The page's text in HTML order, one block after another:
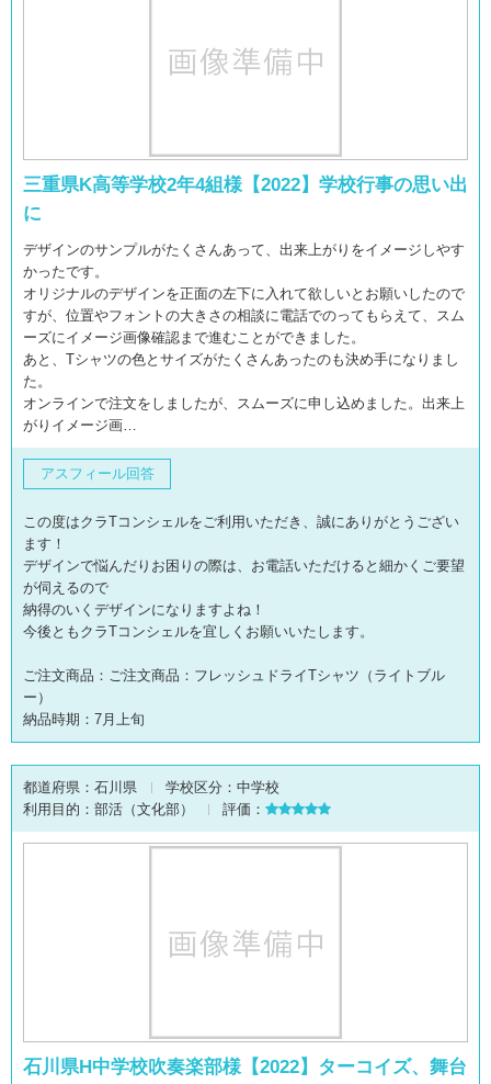
三重県K高等学校2年4組様【2022】学校行事の思い出
に
デザインのサンプルがたくさんあって、出来上がりをイメージしやす
かったです。
オリジナルのデザインを正面の左下に入れて欲しいとお願いしたので
すが、位置やフォントの大きさの相談に電話でのってもらえて、スム
ーズにイメージ画像確認まで進むことができました。
あと、Tシャツの色とサイズがたくさんあったのも決め手になりまし
た。
オンラインで注文をしましたが、スムーズに申し込めました。出来上
がりイメージ画…
アスフィール回答
この度はクラTコンシェルをご利用いただき、誠にありがとうござい
ます！
デザインで悩んだりお困りの際は、お電話いただけると細かくご要望
が伺えるので
納得のいくデザインになりますよね！
今後ともクラTコンシェルを宜しくお願いいたします。
ご注文商品：ご注文商品：フレッシュドライTシャツ（ライトブル
ー）
納品時期：7月上旬
都道府県： 石川県 学校区分： 中学校
利用目的： 部活（文化部） 評価：
石川県H中学校吹奏楽部様【2022】ターコイズ、舞台